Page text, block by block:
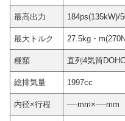
最高出力 184ps(135kW)/
最大トルク 27.5kg・
種類 直列4気筒
総排気量 1997cc
内径×行程 —-mm×—-mm